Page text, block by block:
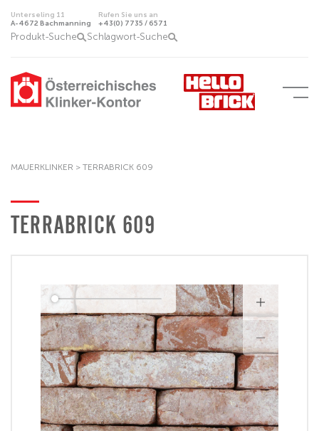
Unterseling 11
A-4672 Bachmanning
Rufen Sie uns an
+43(0) 7735 / 6571
Produkt-Suche Schlagwort-Suche
MAUERKLINKER > TERRABRICK 609
TERRABRICK 609